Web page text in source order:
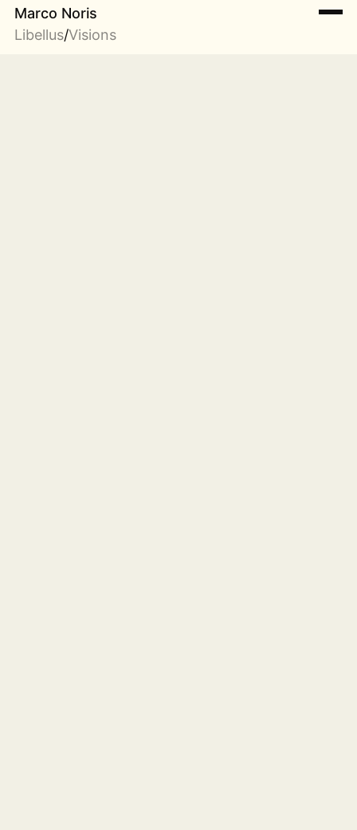
Marco Noris
Libellus/Visions